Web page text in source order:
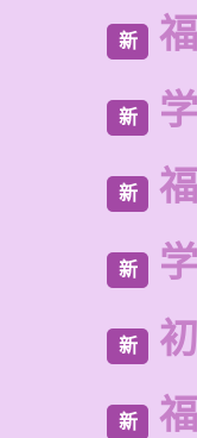
新
新
新
新
新
新